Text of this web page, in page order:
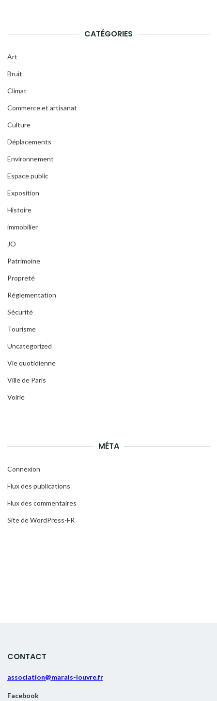
CATÉGORIES
Art
Bruit
Climat
Commerce et artisanat
Culture
Déplacements
Environnement
Espace public
Exposition
Histoire
immobilier
JO
Patrimoine
Propreté
Réglementation
Sécurité
Tourisme
Uncategorized
Vie quotidienne
Ville de Paris
Voirie
MÉTA
Connexion
Flux des publications
Flux des commentaires
Site de WordPress-FR
CONTACT
association@marais-louvre.fr
Facebook